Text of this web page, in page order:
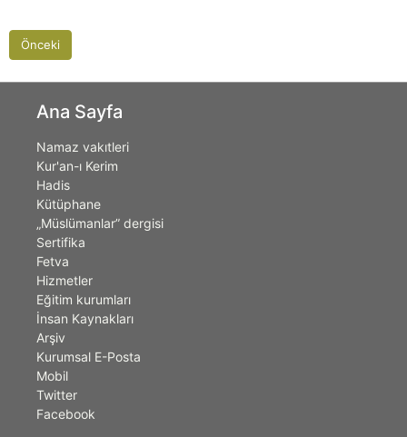
Önceki
Ana Sayfa
Namaz vakıtleri
Kur'an-ı Kerim
Hadis
Kütüphane
„Müslümanlar” dergisi
Sertifika
Fetva
Hizmetler
Eğitim kurumları
İnsan Kaynakları
Arşiv
Kurumsal E-Posta
Mobil
Twitter
Facebook